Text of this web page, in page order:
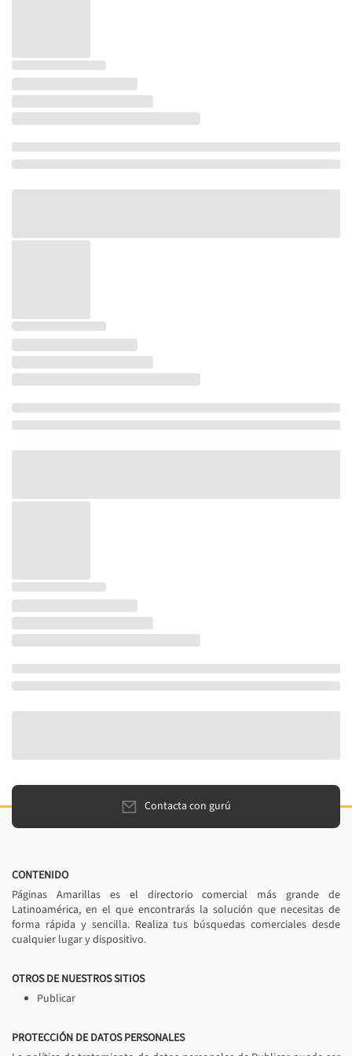
Contacta con gurú
CONTENIDO
Páginas Amarillas es el directorio comercial más grande de
Latinoamérica, en el que encontrarás la solución que necesitas de
forma rápida y sencilla. Realiza tus búsquedas comerciales desde
cualquier lugar y dispositivo.
OTROS DE NUESTROS SITIOS
Publicar
PROTECCIÓN DE DATOS PERSONALES